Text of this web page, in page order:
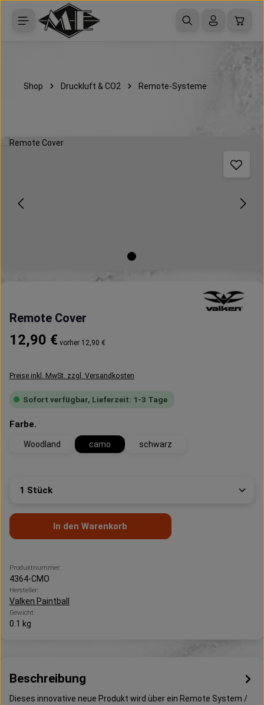
Zum Hauptinhalt springen
Shop Druckluft & CO2 Remote-Systeme
Bildergalerie überspringen
Remote Cover
Regulärer Preis:
12,90 € vorher 12,90 €
Preise inkl. MwSt. zzgl. Versandkosten
Sofort verfügbar, Lieferzeit: 1-3 Tage
Farbe.
Woodland camo schwarz
Produkt Anzahl: Gib den gewünschten Wert ein
In den Warenkorb
Produktnummer:
4364-CMO
Hersteller:
Valken Paintball
Gewicht:
0.1 kg
Beschreibung
Dieses innovative neue Produkt wird über ein Remote System /